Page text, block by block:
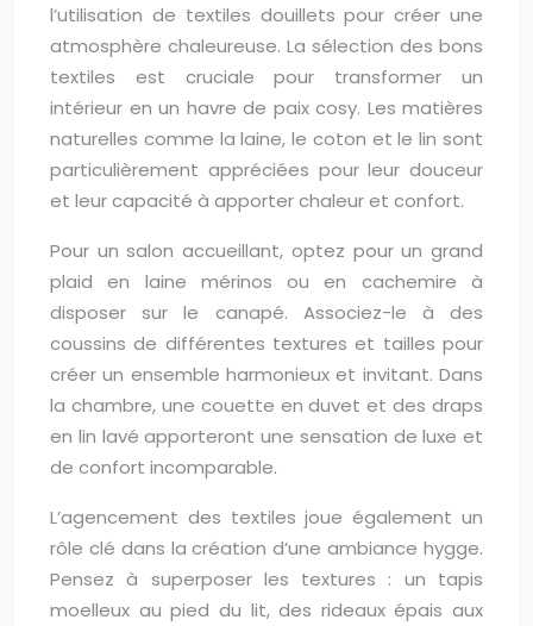
l’utilisation de textiles douillets pour créer une
atmosphère chaleureuse. La sélection des bons
textiles est cruciale pour transformer un
intérieur en un havre de paix cosy. Les matières
naturelles comme la laine, le coton et le lin sont
particulièrement appréciées pour leur douceur
et leur capacité à apporter chaleur et confort.
Pour un salon accueillant, optez pour un grand
plaid en laine mérinos ou en cachemire à
disposer sur le canapé. Associez-le à des
coussins de différentes textures et tailles pour
créer un ensemble harmonieux et invitant. Dans
la chambre, une couette en duvet et des draps
en lin lavé apporteront une sensation de luxe et
de confort incomparable.
L’agencement des textiles joue également un
rôle clé dans la création d’une ambiance hygge.
Pensez à superposer les textures : un tapis
moelleux au pied du lit, des rideaux épais aux